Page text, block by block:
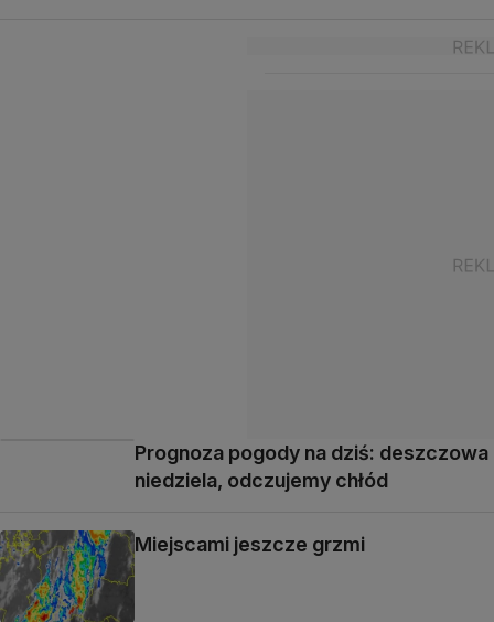
Prognoza pogody na dziś: deszczowa
niedziela, odczujemy chłód
Miejscami jeszcze grzmi